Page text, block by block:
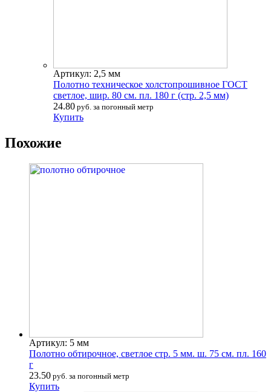
Артикул: 2,5 мм
Полотно техническое холстопрошивное ГОСТ
светлое, шир. 80 см. пл. 180 г (стр. 2,5 мм)
24.80 руб. за погонный метр
Купить
Похожие
Артикул: 5 мм
Полотно обтирочное, светлое стр. 5 мм. ш. 75 см. пл. 160
г
23.50 руб. за погонный метр
Купить